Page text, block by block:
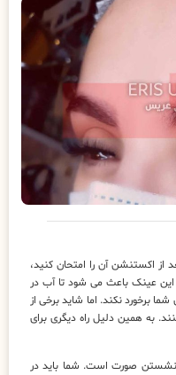
از اکستنشن آن را امتحان کنید،
این عینک باعث می شود تا آب در
برخورد نکند. اما شاید برخی از
به همین دلیل راه دیگری برای
نشستن صورت است. شما باید در